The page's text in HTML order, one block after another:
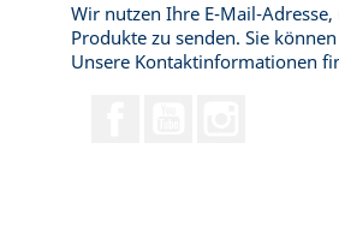
Wir nutzen Ihre E-Mail-
Produkte zu senden. Sie
Unsere Kontaktinformationen